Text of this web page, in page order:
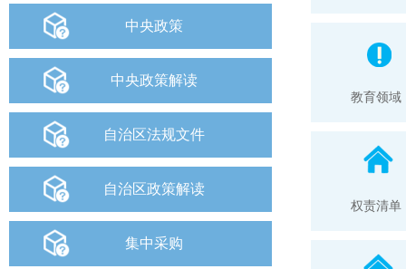
中央政策
中央政策解读
自治区法规文件
自治区政策解读
集中采购
教育领域
权责清单